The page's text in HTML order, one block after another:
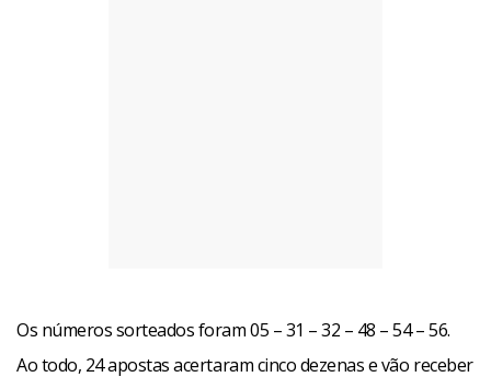
Os números sorteados foram 05 – 31 – 32 – 48 – 54 – 56.
Ao todo, 24 apostas acertaram cinco dezenas e vão receber